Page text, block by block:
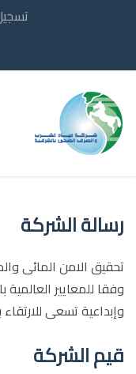
رسالة الشركة
تحقيق الامن المائى
وفقا للمعايير العالمية
وإبداعية تسعى
قيم الشركة